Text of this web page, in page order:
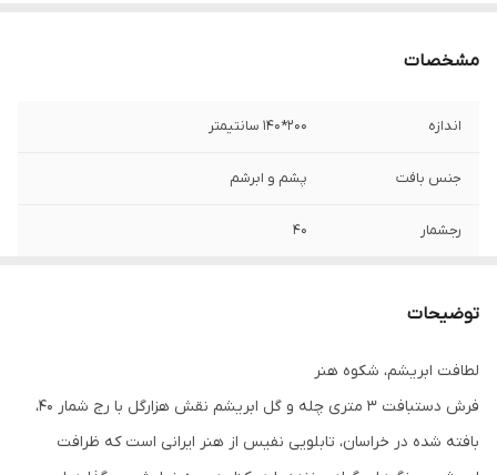
مشخصات
اندازه 200*140 سانتیمتر
جنس بافت پشم و ابرشم
رجشمار 40
رنگ حاشیه قرمز لاکی
توضیحات
لطافت ابریشم، شکوه هنر
فرش دستبافت 3 متری چله و گل ابریشم نقش هزارگل با رج شمار 40،
بافته شده در خراسان، تابلویی نفیس از هنر ایرانی است که ظرافت